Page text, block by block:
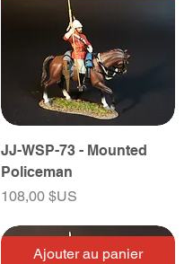
JJ-WSP-73 - Mounted
Policeman
Prix
108,00 $US
Ajouter au panier